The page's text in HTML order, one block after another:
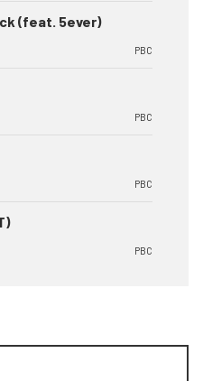
(feat. 5ever)
PBC
PBC
PBC
PBC